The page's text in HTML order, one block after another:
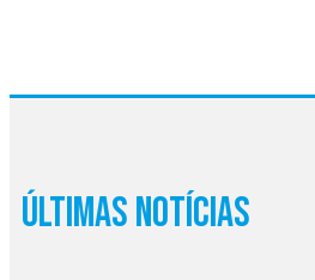
Últimas Notícias